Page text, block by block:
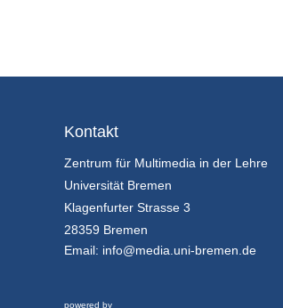
Kontakt
Zentrum für Multimedia in der Lehre
Universität Bremen
Klagenfurter Strasse 3
28359 Bremen
Email: info@media.uni-bremen.de
powered by